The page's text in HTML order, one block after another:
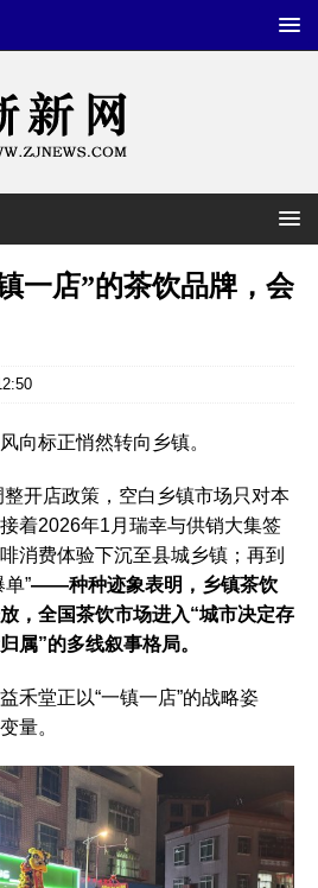
一店”的茶饮品牌，会
向标正悄然转向乡镇。
开店政策，空白乡镇市场只对本
着2026年1月瑞幸与供销大集签
消费体验下沉至县城乡镇；再到
”——种种迹象表明，乡镇茶饮
，全国茶饮市场进入“城市决定存
属”的多线叙事格局。
禾堂正以“一镇一店”的战略姿
量。